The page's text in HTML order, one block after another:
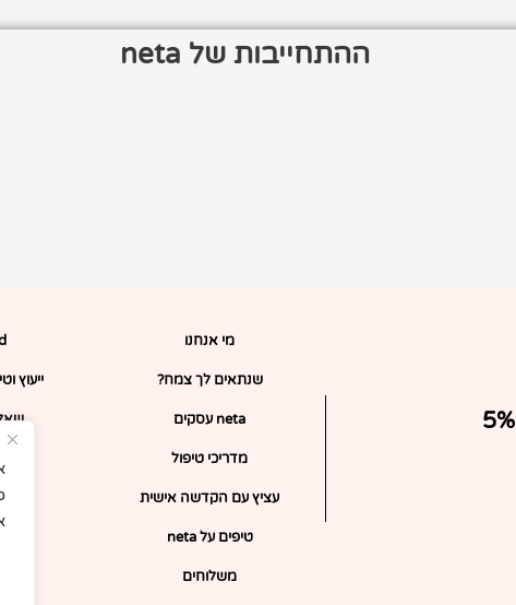
ההתחייבות של neta
הירשמו לניוזלטר שלנו וקבלו קופון 5%
מי אנחנו
שנתאים לך צמח?
neta עסקים
מדריכי טיפול
עציץ עם הקדשה אישית
טיפים על neta
משלוחים
ייעוץ